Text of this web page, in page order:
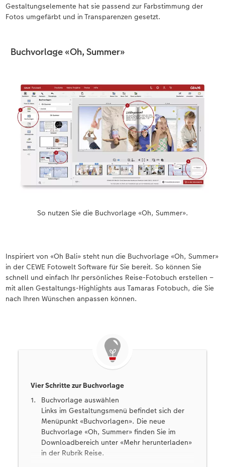
Gestaltungselemente hat sie passend zur Farbstimmung der
Fotos umgefärbt und in Transparenzen gesetzt.
Buchvorlage «Oh, Summer»
So nutzen Sie die Buchvorlage «Oh, Summer».
Inspiriert von «Oh Bali» steht nun die Buchvorlage «Oh, Summer»
in der CEWE Fotowelt Software für Sie bereit. So können Sie
schnell und einfach Ihr persönliches Reise-Fotobuch erstellen –
mit allen Gestaltungs-Highlights aus Tamaras Fotobuch, die Sie
nach Ihren Wünschen anpassen können.
Vier Schritte zur Buchvorlage
Buchvorlage auswählen
Links im Gestaltungsmenü befindet sich der
Menüpunkt «Buchvorlagen». Die neue
Buchvorlage «Oh, Summer» finden Sie im
Downloadbereich unter «Mehr herunterladen»
in der Rubrik Reise.